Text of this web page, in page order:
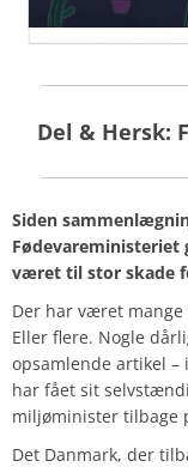
Del & Hersk:
Siden
Fødevareministeriet
været til stor skade
Der har været
Eller flere. Nogle
opsamlende artikel –
har fået sit
miljøminister tilbage
Det Danmark, der